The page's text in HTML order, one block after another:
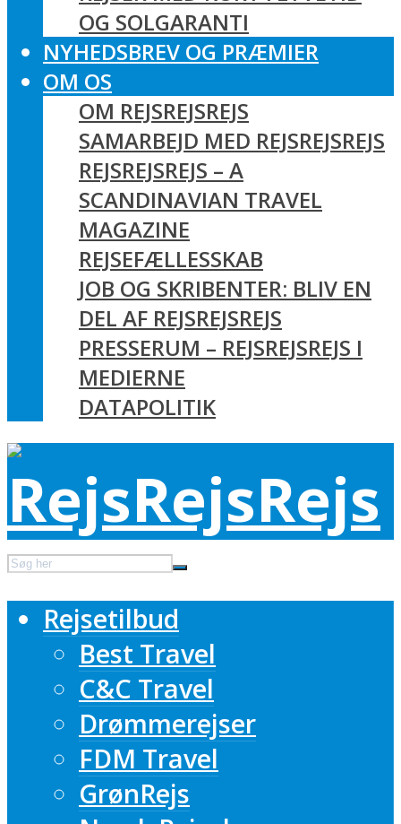
OG SOLGARANTI
NYHEDSBREV OG PRÆMIER
OM OS
OM REJSREJSREJS
SAMARBEJD MED REJSREJSREJS
REJSREJSREJS – A
SCANDINAVIAN TRAVEL
MAGAZINE
REJSEFÆLLESSKAB
JOB OG SKRIBENTER: BLIV EN
DEL AF REJSREJSREJS
PRESSERUM – REJSREJSREJS I
MEDIERNE
DATAPOLITIK
Rejsetilbud
Best Travel
C&C Travel
Drømmerejser
FDM Travel
GrønRejs